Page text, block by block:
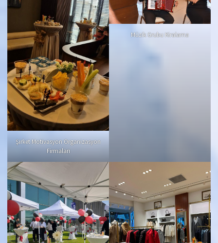
Şirket Motivasyon Organizasyon
Firmaları
Müzik Grubu Kiralama